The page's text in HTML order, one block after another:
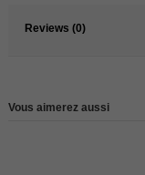
Reviews (0)
Vous aimerez aussi